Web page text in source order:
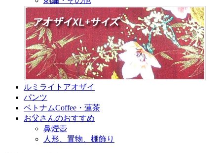
ルミライトアオザイ
パンツ
ベトナムCoffee・蓮茶
お父さんのおすすめ
鼻煙壺
人形、置物、棚飾り